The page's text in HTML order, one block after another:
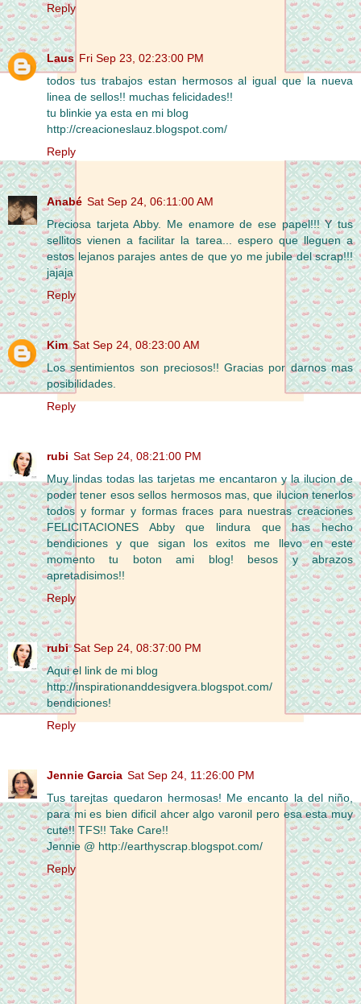
Reply
Laus Fri Sep 23, 02:23:00 PM
todos tus trabajos estan hermosos al igual que la nueva
linea de sellos!! muchas felicidades!!
tu blinkie ya esta en mi blog
http://creacioneslauz.blogspot.com/
Reply
Anabé Sat Sep 24, 06:11:00 AM
Preciosa tarjeta Abby. Me enamore de ese papel!!! Y tus
sellitos vienen a facilitar la tarea... espero que lleguen a
estos lejanos parajes antes de que yo me jubile del scrap!!!
jajaja
Reply
Kim Sat Sep 24, 08:23:00 AM
Los sentimientos son preciosos!! Gracias por darnos mas
posibilidades.
Reply
rubi Sat Sep 24, 08:21:00 PM
Muy lindas todas las tarjetas me encantaron y la ilucion de
poder tener esos sellos hermosos mas, que ilucion tenerlos
todos y formar y formas fraces para nuestras creaciones
FELICITACIONES Abby que lindura que has hecho
bendiciones y que sigan los exitos me llevo en este
momento tu boton ami blog! besos y abrazos
apretadisimos!!
Reply
rubi Sat Sep 24, 08:37:00 PM
Aqui el link de mi blog
http://inspirationanddesigvera.blogspot.com/
bendiciones!
Reply
Jennie Garcia Sat Sep 24, 11:26:00 PM
Tus tarejtas quedaron hermosas! Me encanto la del niño,
para mi es bien dificil ahcer algo varonil pero esa esta muy
cute!! TFS!! Take Care!!
Jennie @ http://earthyscrap.blogspot.com/
Reply